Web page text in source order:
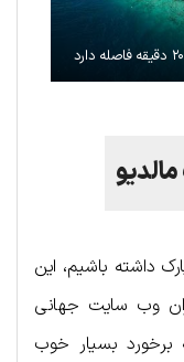
داشته باشیم، این
بالای ۹ را از کاربران وب سایت جهانی
برخورد بسیار خوب